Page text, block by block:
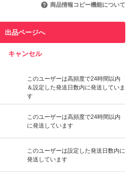
ですので、「新品」とさせていた
をお求めの方は入札を控えて下さ
での取引実績があります
示であり、発送を保証しているものではあり
このユーザーは高頻度で24時間以内
＆設定した発送日数内に発送していま
す
このユーザーは高頻度で24時間以内
に発送しています
このユーザーは設定した発送日数内に
発送しています
商品情報コピー機能について
出品ページへ
キャンセル